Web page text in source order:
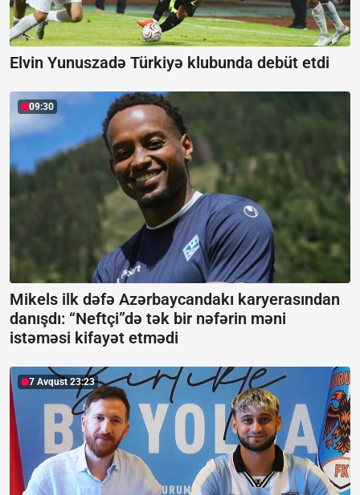
Elvin Yunuszadə Türkiyə klubunda debüt etdi
09:30
Mikels ilk dəfə Azərbaycandakı karyerasından
danışdı: “Neftçi”də tək bir nəfərin məni
istəməsi kifayət etmədi
7 Avqust 23:23